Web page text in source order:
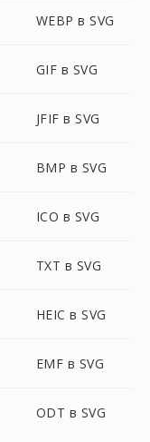
WEBP в SVG
GIF в SVG
JFIF в SVG
BMP в SVG
ICO в SVG
TXT в SVG
HEIC в SVG
EMF в SVG
ODT в SVG